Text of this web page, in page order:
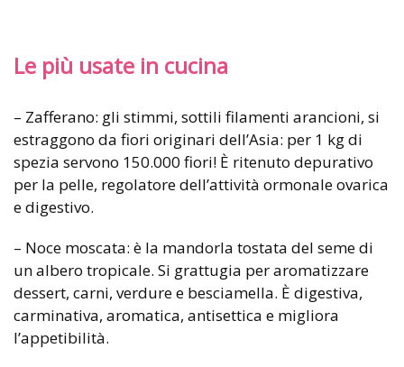
Le più usate in cucina
– Zafferano: gli stimmi, sottili filamenti arancioni, si
estraggono da fiori originari dell’Asia: per 1 kg di
spezia servono 150.000 fiori! È ritenuto depurativo
per la pelle, regolatore dell’attività ormonale ovarica
e digestivo.
– Noce moscata: è la mandorla tostata del seme di
un albero tropicale. Si grattugia per aromatizzare
dessert, carni, verdure e besciamella. È digestiva,
carminativa, aromatica, antisettica e migliora
l’appetibilità.